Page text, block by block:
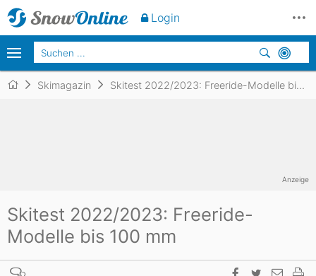
Skimagazin Skitest 2022/2023: Freeride-Modelle bis 100 mm
Skitest 2022/2023: Freeride-
Modelle bis 100 mm
Anzeige
Login